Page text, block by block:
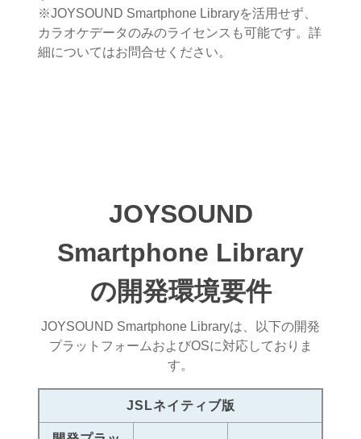
※JOYSOUND Smartphone Libraryを活用せず、
カラオケデータのみのライセンスも可能です。詳
細についてはお問合せください。
JOYSOUND
Smartphone Library
の開発環境要件
JOYSOUND Smartphone Libraryは、以下の開発
プラットフォームおよびOSに対応しておりま
す。
JSLネイティブ版